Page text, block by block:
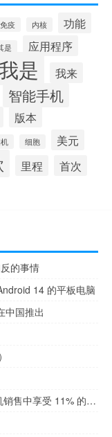
免疫 内核 功能
是
应用程序
是
我来
智能手机
版本
细胞 美元
里程
首次
的事情
14 的平板电脑
中国推出
Nintendo Switch OLED 现在在稀有游戏机销售中享受 11% 的折扣